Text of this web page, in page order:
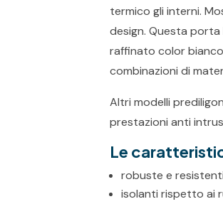
termico gli interni.
design. Questa
raffinato color
combinazioni di
Altri modelli
prestazioni anti
Le
robuste e resistenti
isolanti rispetto ai